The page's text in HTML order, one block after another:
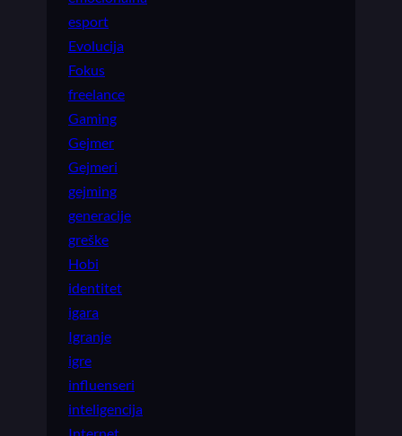
esport
Evolucija
Fokus
freelance
Gaming
Gejmer
Gejmeri
gejming
generacije
greške
Hobi
identitet
igara
Igranje
igre
influenseri
inteligencija